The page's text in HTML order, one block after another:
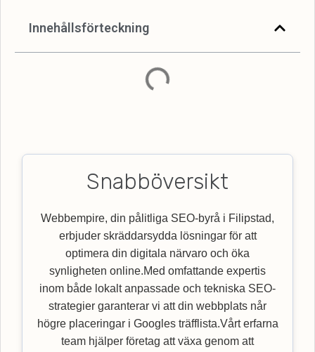
Innehållsförteckning
Snabböversikt
Webbempire, din pålitliga SEO-byrå i Filipstad,
erbjuder skräddarsydda lösningar för att
optimera din digitala närvaro och öka
synligheten online.Med omfattande expertis
inom både lokalt anpassade och tekniska SEO-
strategier garanterar vi att din webbplats når
högre placeringar i Googles träfflista.Vårt erfarna
team hjälper företag att växa genom att